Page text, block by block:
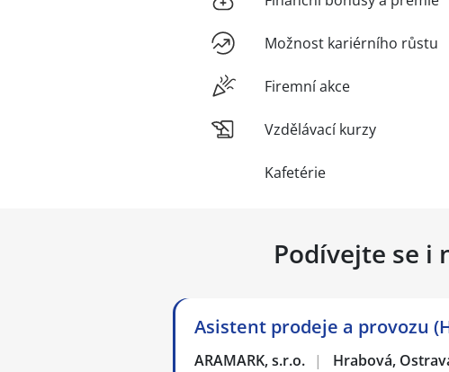
Možnost kariérního růstu
Firemní akce
Vzdělávací kurzy
Kafetérie
Podívejte se i
Asistent prodeje a provozu
ARAMARK, s.r.o. | Hrabová,